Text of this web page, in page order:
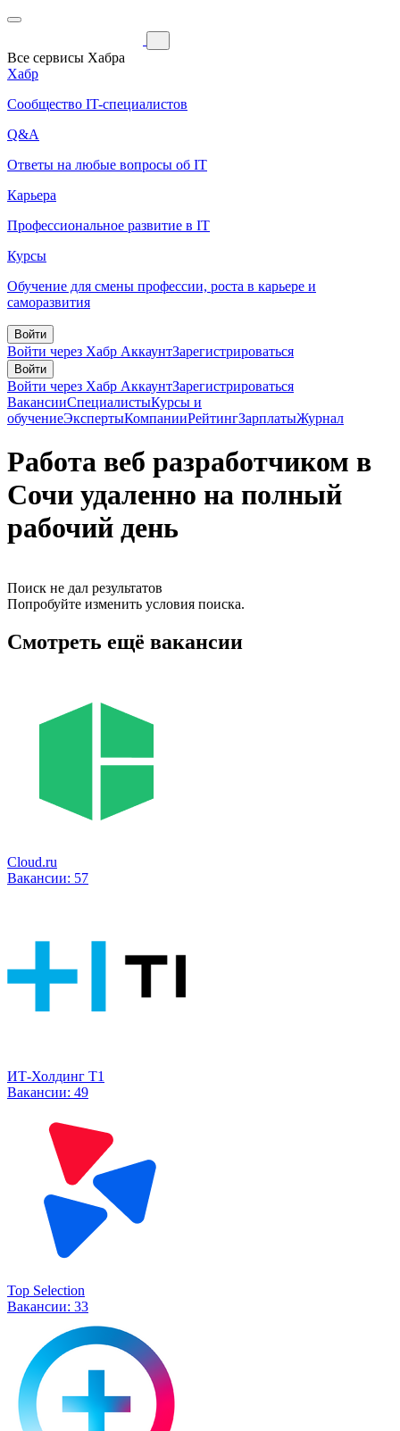
Все сервисы Хабра
Хабр
Сообщество IT-специалистов
Q&A
Ответы на любые вопросы об IT
Карьера
Профессиональное развитие в IT
Курсы
Обучение для смены профессии, роста в карьере и
саморазвития
Войти
Войти через Хабр АккаунтЗарегистрироваться
Войти
Войти через Хабр АккаунтЗарегистрироваться
ВакансииСпециалистыКурсы и
обучениеЭкспертыКомпанииРейтингЗарплатыЖурнал
Работа веб разработчиком в
Сочи удаленно на полный
рабочий день
Поиск не дал результатов
Попробуйте изменить условия поиска.
Смотреть ещё вакансии
Cloud.ru
Вакансии: 57
ИТ-Холдинг Т1
Вакансии: 49
Top Selection
Вакансии: 33